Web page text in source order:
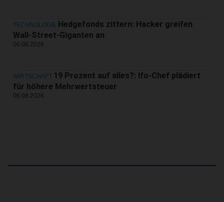
TECHNOLOGIE Hedgefonds zittern: Hacker greifen
Wall-Street-Giganten an
06.08.2026
WIRTSCHAFT 19 Prozent auf alles?: Ifo-Chef plädiert
für höhere Mehrwertsteuer
06.08.2026